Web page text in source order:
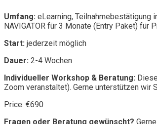
Umfang: eLearning, Teilnahmebestätigung
NAVIGATOR für 3 Monate (Entry Paket) für
Start: jederzeit möglich
Dauer: 2-4 Wochen
Individueller Workshop & Beratung:
Zoom veranstaltet). Gerne unterstützen wir
Price: €690
Fragen oder Beratung gewünscht?